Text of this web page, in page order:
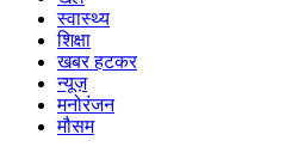
स्वास्थ्य
शिक्षा
खबर हटकर
न्यूज़
मनोरंजन
मौसम